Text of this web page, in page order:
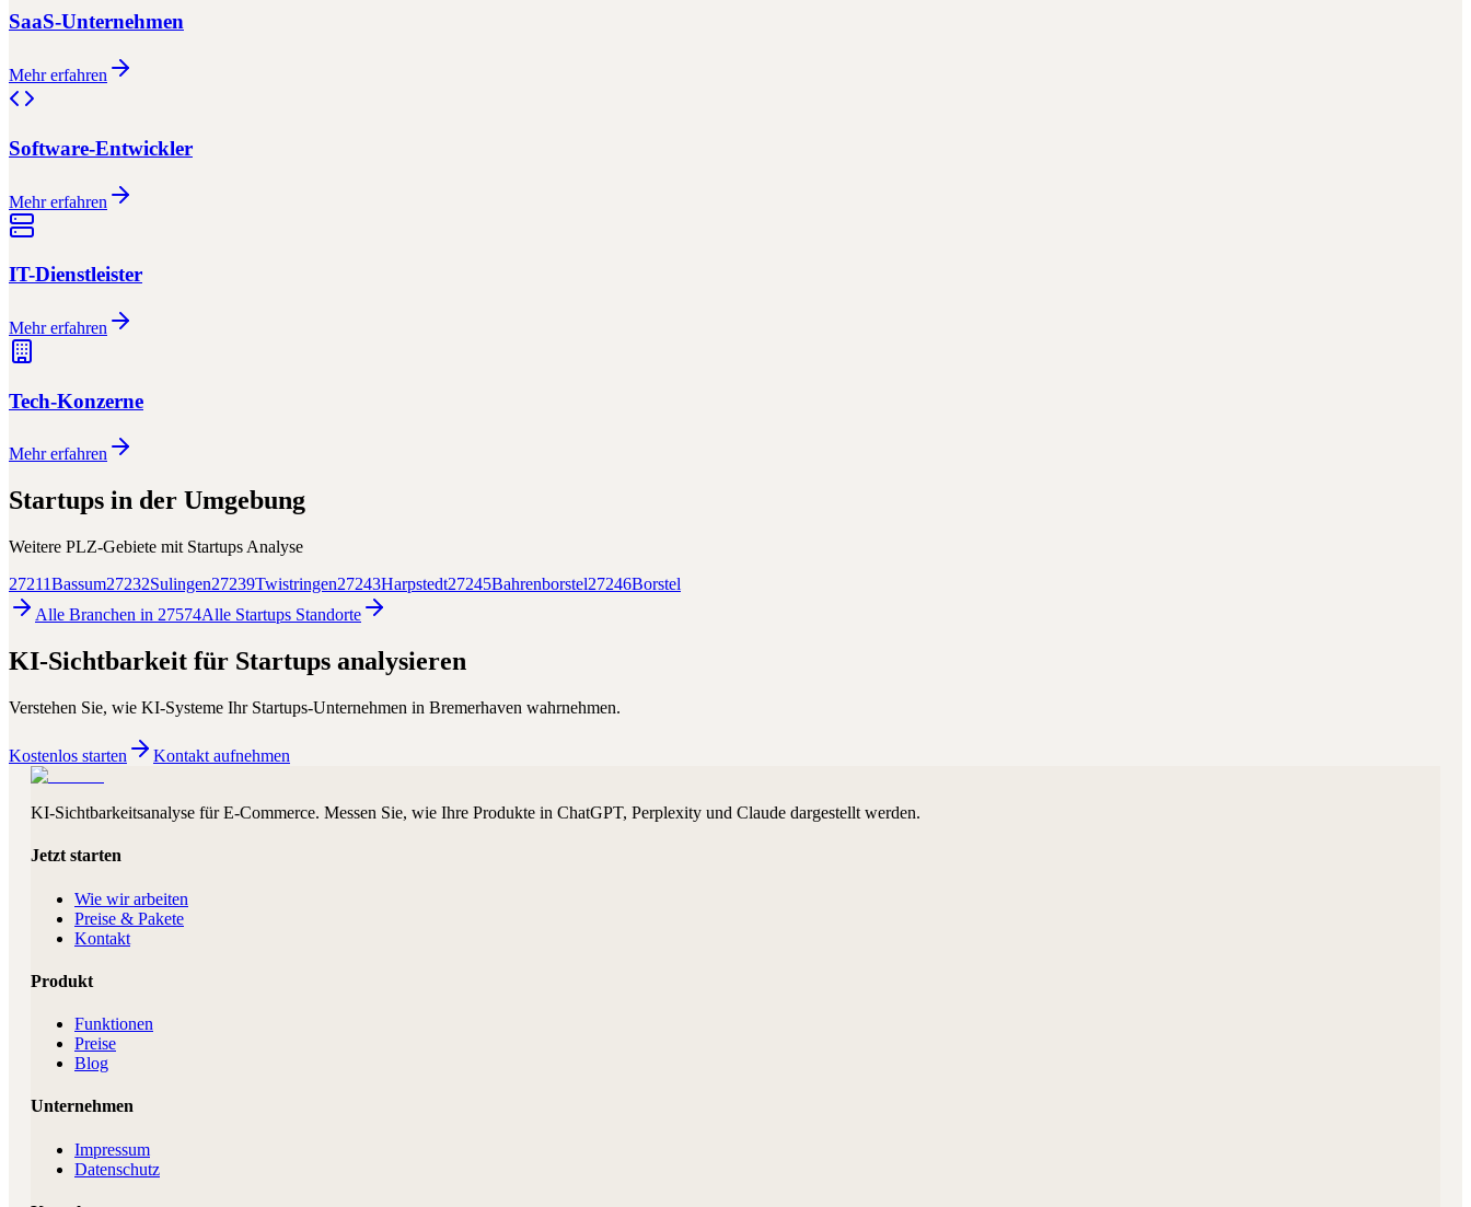
SaaS-Unternehmen
Mehr erfahren
Software-Entwickler
Mehr erfahren
IT-Dienstleister
Mehr erfahren
Tech-Konzerne
Mehr erfahren
Startups in der Umgebung
Weitere PLZ-Gebiete mit Startups Analyse
27211Bassum27232Sulingen27239Twistringen27243Harpstedt27245Bahrenborstel27246Borstel
Alle Branchen in 27574Alle Startups Standorte
KI-Sichtbarkeit für Startups analysieren
Verstehen Sie, wie KI-Systeme Ihr Startups-Unternehmen in Bremerhaven wahrnehmen.
Kostenlos starten Kontakt aufnehmen
KI-Sichtbarkeitsanalyse für E-Commerce. Messen Sie, wie Ihre Produkte in ChatGPT, Perplexity und Claude dargestellt werden.
Jetzt starten
Wie wir arbeiten
Preise & Pakete
Kontakt
Produkt
Funktionen
Preise
Blog
Unternehmen
Impressum
Datenschutz